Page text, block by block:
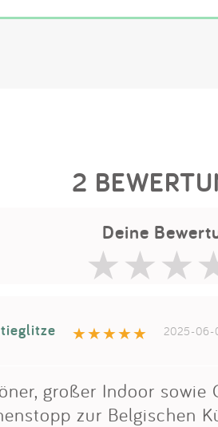
2
Deine
2025-06-
großer Indoor
zur Belgischen